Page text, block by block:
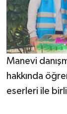
Manevi
hakkında
eserleri ile
Çankırı
Çorum
Denizli
Podcast
Bilim,
Diyanet